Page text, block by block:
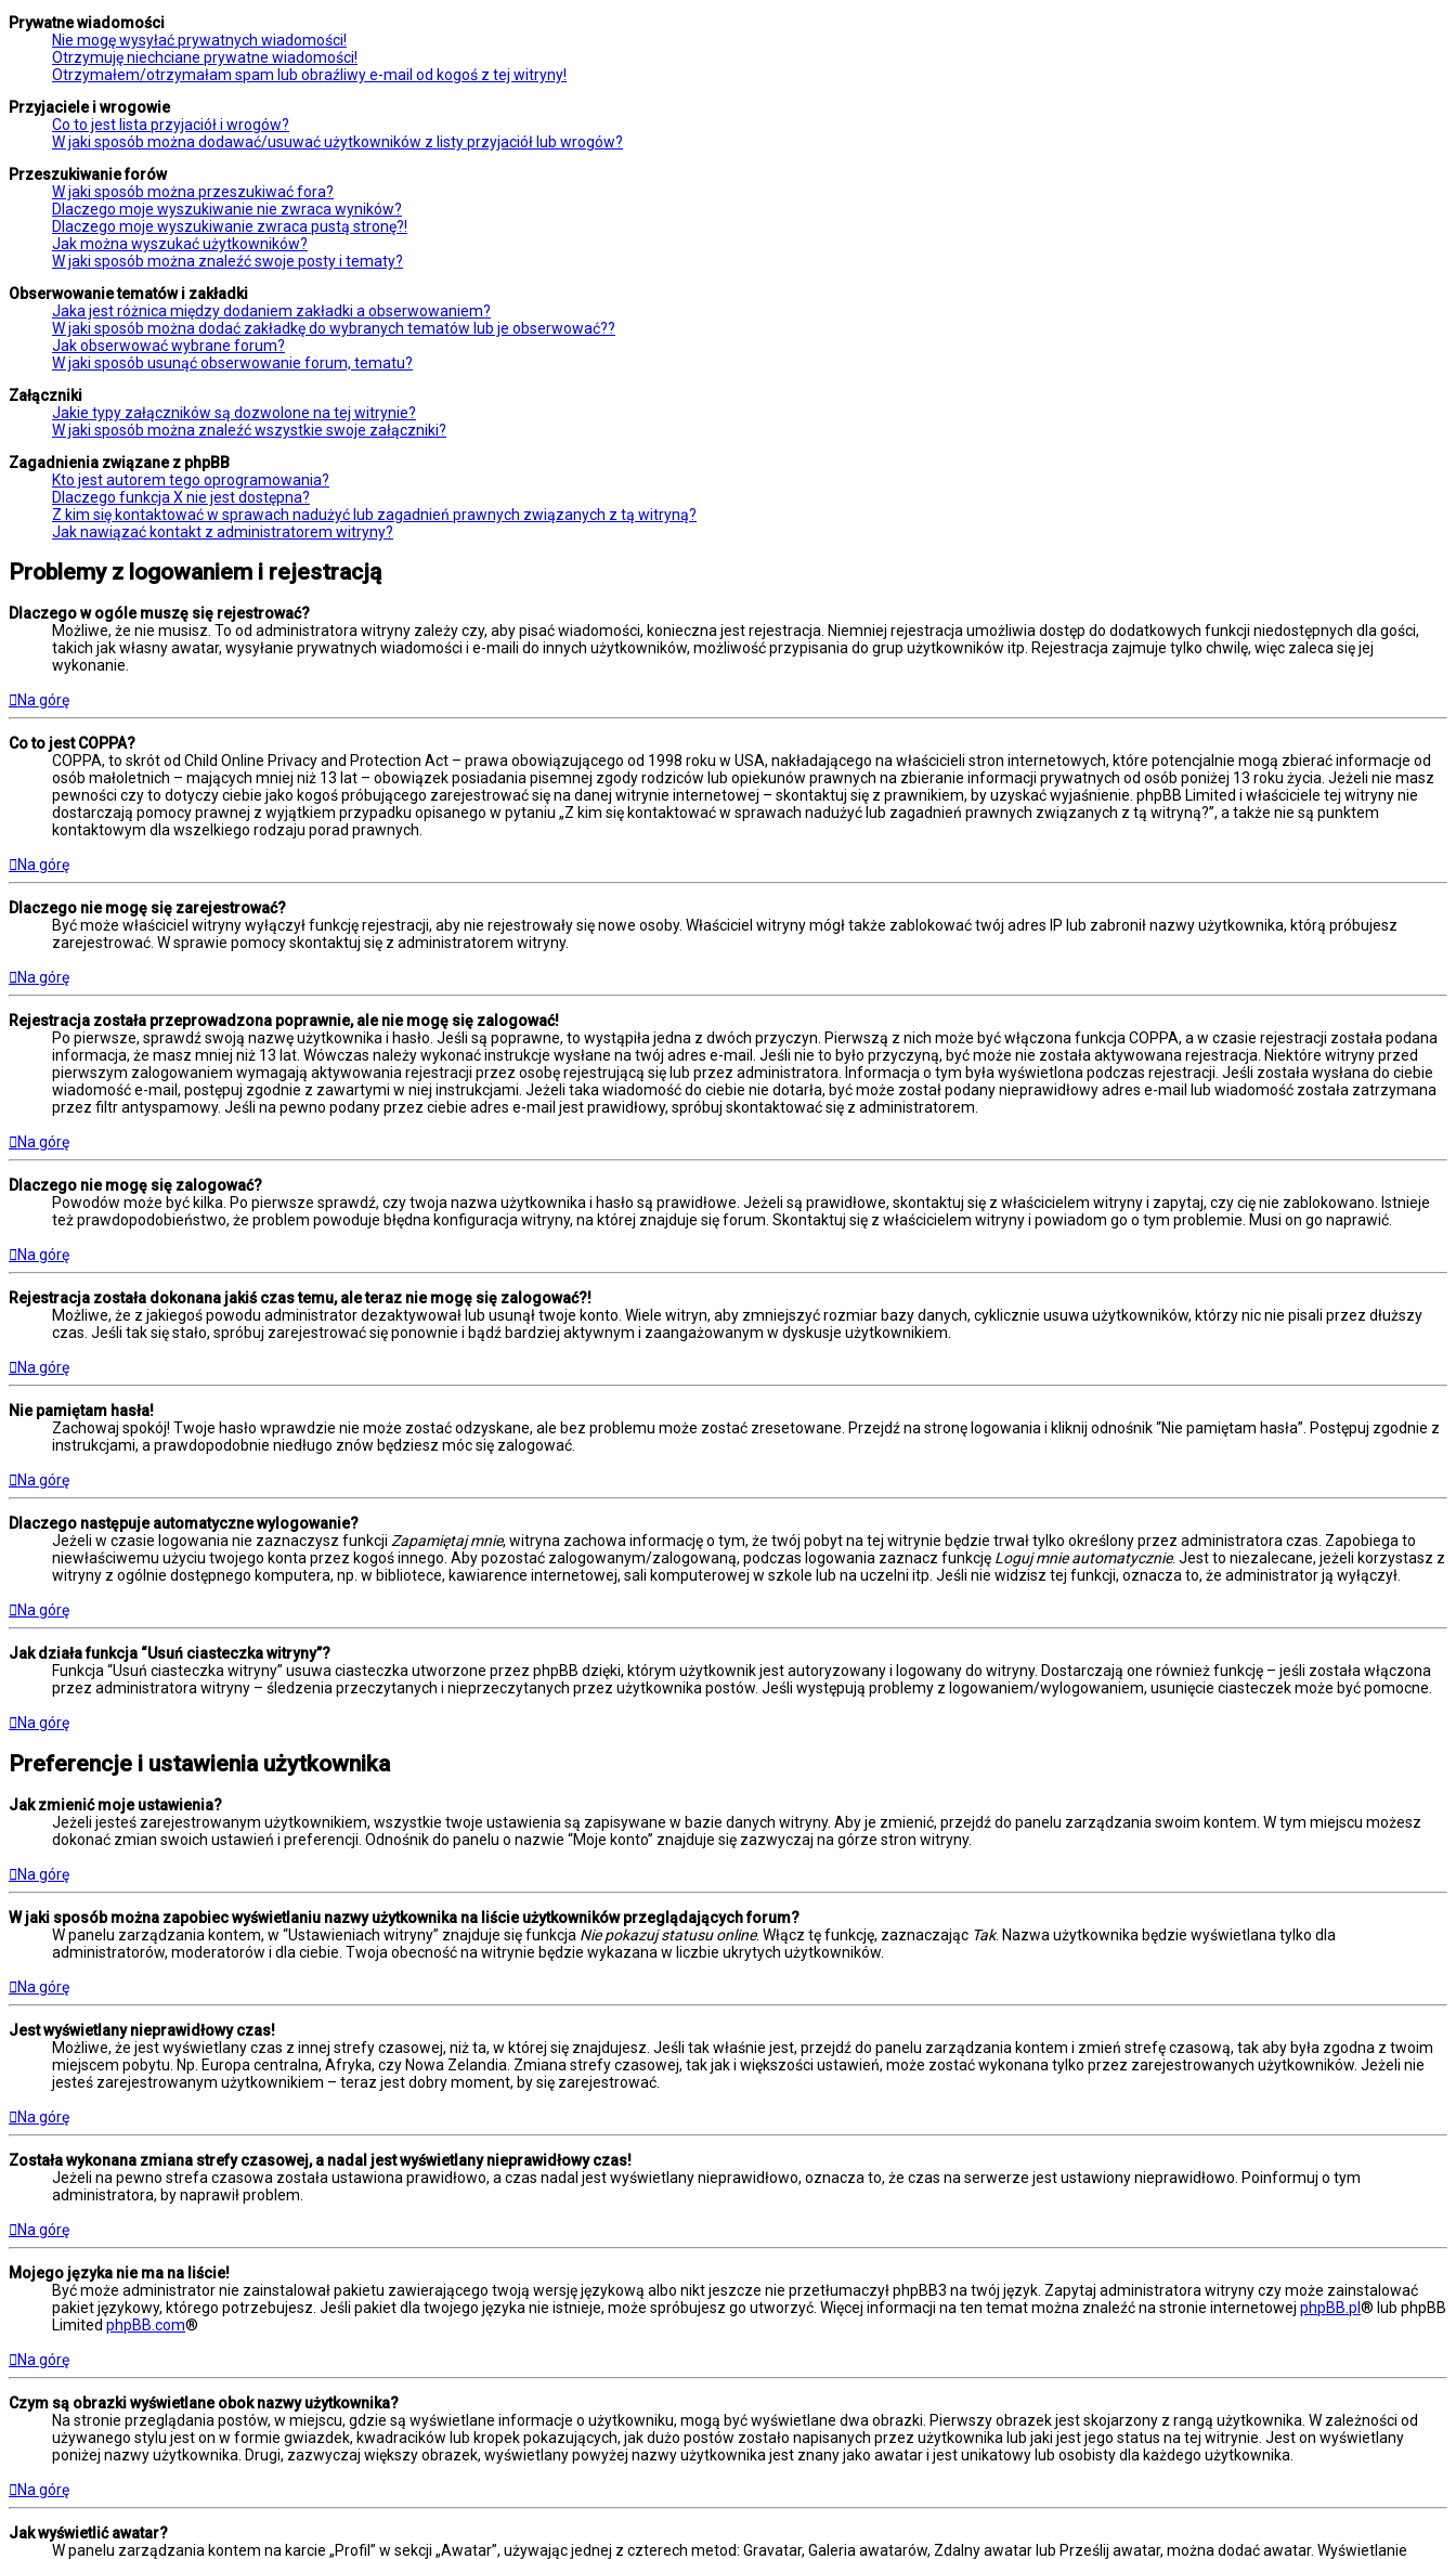
Prywatne wiadomości
Nie mogę wysyłać prywatnych wiadomości!
Otrzymuję niechciane prywatne wiadomości!
Otrzymałem/otrzymałam spam lub obraźliwy e-mail od kogoś z tej witryny!
Przyjaciele i wrogowie
Co to jest lista przyjaciół i wrogów?
W jaki sposób można dodawać/usuwać użytkowników z listy przyjaciół lub wrogów?
Przeszukiwanie forów
W jaki sposób można przeszukiwać fora?
Dlaczego moje wyszukiwanie nie zwraca wyników?
Dlaczego moje wyszukiwanie zwraca pustą stronę?!
Jak można wyszukać użytkowników?
W jaki sposób można znaleźć swoje posty i tematy?
Obserwowanie tematów i zakładki
Jaka jest różnica między dodaniem zakładki a obserwowaniem?
W jaki sposób można dodać zakładkę do wybranych tematów lub je obserwować??
Jak obserwować wybrane forum?
W jaki sposób usunąć obserwowanie forum, tematu?
Załączniki
Jakie typy załączników są dozwolone na tej witrynie?
W jaki sposób można znaleźć wszystkie swoje załączniki?
Zagadnienia związane z phpBB
Kto jest autorem tego oprogramowania?
Dlaczego funkcja X nie jest dostępna?
Z kim się kontaktować w sprawach nadużyć lub zagadnień prawnych związanych z tą witryną?
Jak nawiązać kontakt z administratorem witryny?
Problemy z logowaniem i rejestracją
Dlaczego w ogóle muszę się rejestrować?
Możliwe, że nie musisz. To od administratora witryny zależy czy, aby pisać wiadomości, konieczna jest rejestracja. Niemniej rejestracja umożliwia dostęp do dodatkowych funkcji niedostępnych dla gości,
takich jak własny awatar, wysyłanie prywatnych wiadomości i e-maili do innych użytkowników, możliwość przypisania do grup użytkowników itp. Rejestracja zajmuje tylko chwilę, więc zaleca się jej
wykonanie.
Na górę
Co to jest COPPA?
COPPA, to skrót od Child Online Privacy and Protection Act – prawa obowiązującego od 1998 roku w USA, nakładającego na właścicieli stron internetowych, które potencjalnie mogą zbierać informacje od
osób małoletnich – mających mniej niż 13 lat – obowiązek posiadania pisemnej zgody rodziców lub opiekunów prawnych na zbieranie informacji prywatnych od osób poniżej 13 roku życia. Jeżeli nie masz
pewności czy to dotyczy ciebie jako kogoś próbującego zarejestrować się na danej witrynie internetowej – skontaktuj się z prawnikiem, by uzyskać wyjaśnienie. phpBB Limited i właściciele tej witryny nie
dostarczają pomocy prawnej z wyjątkiem przypadku opisanego w pytaniu „Z kim się kontaktować w sprawach nadużyć lub zagadnień prawnych związanych z tą witryną?”, a także nie są punktem
kontaktowym dla wszelkiego rodzaju porad prawnych.
Na górę
Dlaczego nie mogę się zarejestrować?
Być może właściciel witryny wyłączył funkcję rejestracji, aby nie rejestrowały się nowe osoby. Właściciel witryny mógł także zablokować twój adres IP lub zabronił nazwy użytkownika, którą próbujesz
zarejestrować. W sprawie pomocy skontaktuj się z administratorem witryny.
Na górę
Rejestracja została przeprowadzona poprawnie, ale nie mogę się zalogować!
Po pierwsze, sprawdź swoją nazwę użytkownika i hasło. Jeśli są poprawne, to wystąpiła jedna z dwóch przyczyn. Pierwszą z nich może być włączona funkcja COPPA, a w czasie rejestracji została podana
informacja, że masz mniej niż 13 lat. Wówczas należy wykonać instrukcje wysłane na twój adres e-mail. Jeśli nie to było przyczyną, być może nie została aktywowana rejestracja. Niektóre witryny przed
pierwszym zalogowaniem wymagają aktywowania rejestracji przez osobę rejestrującą się lub przez administratora. Informacja o tym była wyświetlona podczas rejestracji. Jeśli została wysłana do ciebie
wiadomość e-mail, postępuj zgodnie z zawartymi w niej instrukcjami. Jeżeli taka wiadomość do ciebie nie dotarła, być może został podany nieprawidłowy adres e-mail lub wiadomość została zatrzymana
przez filtr antyspamowy. Jeśli na pewno podany przez ciebie adres e-mail jest prawidłowy, spróbuj skontaktować się z administratorem.
Na górę
Dlaczego nie mogę się zalogować?
Powodów może być kilka. Po pierwsze sprawdź, czy twoja nazwa użytkownika i hasło są prawidłowe. Jeżeli są prawidłowe, skontaktuj się z właścicielem witryny i zapytaj, czy cię nie zablokowano. Istnieje
też prawdopodobieństwo, że problem powoduje błędna konfiguracja witryny, na której znajduje się forum. Skontaktuj się z właścicielem witryny i powiadom go o tym problemie. Musi on go naprawić.
Na górę
Rejestracja została dokonana jakiś czas temu, ale teraz nie mogę się zalogować?!
Możliwe, że z jakiegoś powodu administrator dezaktywował lub usunął twoje konto. Wiele witryn, aby zmniejszyć rozmiar bazy danych, cyklicznie usuwa użytkowników, którzy nic nie pisali przez dłuższy
czas. Jeśli tak się stało, spróbuj zarejestrować się ponownie i bądź bardziej aktywnym i zaangażowanym w dyskusje użytkownikiem.
Na górę
Nie pamiętam hasła!
Zachowaj spokój! Twoje hasło wprawdzie nie może zostać odzyskane, ale bez problemu może zostać zresetowane. Przejdź na stronę logowania i kliknij odnośnik “Nie pamiętam hasła”. Postępuj zgodnie z
instrukcjami, a prawdopodobnie niedługo znów będziesz móc się zalogować.
Na górę
Dlaczego następuje automatyczne wylogowanie?
Jeżeli w czasie logowania nie zaznaczysz funkcji Zapamiętaj mnie, witryna zachowa informację o tym, że twój pobyt na tej witrynie będzie trwał tylko określony przez administratora czas. Zapobiega to
niewłaściwemu użyciu twojego konta przez kogoś innego. Aby pozostać zalogowanym/zalogowaną, podczas logowania zaznacz funkcję Loguj mnie automatycznie. Jest to niezalecane, jeżeli korzystasz z
witryny z ogólnie dostępnego komputera, np. w bibliotece, kawiarence internetowej, sali komputerowej w szkole lub na uczelni itp. Jeśli nie widzisz tej funkcji, oznacza to, że administrator ją wyłączył.
Na górę
Jak działa funkcja “Usuń ciasteczka witryny”?
Funkcja “Usuń ciasteczka witryny” usuwa ciasteczka utworzone przez phpBB dzięki, którym użytkownik jest autoryzowany i logowany do witryny. Dostarczają one również funkcję – jeśli została włączona
przez administratora witryny – śledzenia przeczytanych i nieprzeczytanych przez użytkownika postów. Jeśli występują problemy z logowaniem/wylogowaniem, usunięcie ciasteczek może być pomocne.
Na górę
Preferencje i ustawienia użytkownika
Jak zmienić moje ustawienia?
Jeżeli jesteś zarejestrowanym użytkownikiem, wszystkie twoje ustawienia są zapisywane w bazie danych witryny. Aby je zmienić, przejdź do panelu zarządzania swoim kontem. W tym miejscu możesz
dokonać zmian swoich ustawień i preferencji. Odnośnik do panelu o nazwie “Moje konto” znajduje się zazwyczaj na górze stron witryny.
Na górę
W jaki sposób można zapobiec wyświetlaniu nazwy użytkownika na liście użytkowników przeglądających forum?
W panelu zarządzania kontem, w “Ustawieniach witryny” znajduje się funkcja Nie pokazuj statusu online. Włącz tę funkcję, zaznaczając Tak. Nazwa użytkownika będzie wyświetlana tylko dla
administratorów, moderatorów i dla ciebie. Twoja obecność na witrynie będzie wykazana w liczbie ukrytych użytkowników.
Na górę
Jest wyświetlany nieprawidłowy czas!
Możliwe, że jest wyświetlany czas z innej strefy czasowej, niż ta, w której się znajdujesz. Jeśli tak właśnie jest, przejdź do panelu zarządzania kontem i zmień strefę czasową, tak aby była zgodna z twoim
miejscem pobytu. Np. Europa centralna, Afryka, czy Nowa Zelandia. Zmiana strefy czasowej, tak jak i większości ustawień, może zostać wykonana tylko przez zarejestrowanych użytkowników. Jeżeli nie
jesteś zarejestrowanym użytkownikiem – teraz jest dobry moment, by się zarejestrować.
Na górę
Została wykonana zmiana strefy czasowej, a nadal jest wyświetlany nieprawidłowy czas!
Jeżeli na pewno strefa czasowa została ustawiona prawidłowo, a czas nadal jest wyświetlany nieprawidłowo, oznacza to, że czas na serwerze jest ustawiony nieprawidłowo. Poinformuj o tym
administratora, by naprawił problem.
Na górę
Mojego języka nie ma na liście!
Być może administrator nie zainstalował pakietu zawierającego twoją wersję językową albo nikt jeszcze nie przetłumaczył phpBB3 na twój język. Zapytaj administratora witryny czy może zainstalować
pakiet językowy, którego potrzebujesz. Jeśli pakiet dla twojego języka nie istnieje, może spróbujesz go utworzyć. Więcej informacji na ten temat można znaleźć na stronie internetowej phpBB.pl® lub phpBB
Limited phpBB.com®
Na górę
Czym są obrazki wyświetlane obok nazwy użytkownika?
Na stronie przeglądania postów, w miejscu, gdzie są wyświetlane informacje o użytkowniku, mogą być wyświetlane dwa obrazki. Pierwszy obrazek jest skojarzony z rangą użytkownika. W zależności od
używanego stylu jest on w formie gwiazdek, kwadracików lub kropek pokazujących, jak dużo postów zostało napisanych przez użytkownika lub jaki jest jego status na tej witrynie. Jest on wyświetlany
poniżej nazwy użytkownika. Drugi, zazwyczaj większy obrazek, wyświetlany powyżej nazwy użytkownika jest znany jako awatar i jest unikatowy lub osobisty dla każdego użytkownika.
Na górę
Jak wyświetlić awatar?
W panelu zarządzania kontem na karcie „Profil” w sekcji „Awatar”, używając jednej z czterech metod: Gravatar, Galeria awatarów, Zdalny awatar lub Prześlij awatar, można dodać awatar. Wyświetlanie